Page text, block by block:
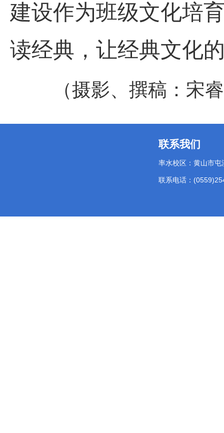
建设作为班级文化培
读经典， 让经典文化
（摄影、撰稿：宋
联系我们
率水校区：黄山市屯
联系电话：